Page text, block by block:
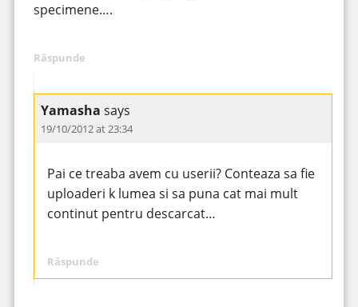
specimene….
Răspunde
Yamasha says
19/10/2012 at 23:34
Pai ce treaba avem cu userii? Conteaza sa fie
uploaderi k lumea si sa puna cat mai mult
continut pentru descarcat…
Răspunde